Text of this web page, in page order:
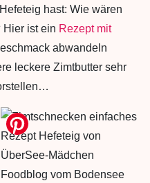
hast: Wie wären
Hier ist ein Rezept mit
abwandeln
leckere Zimtbutter sehr